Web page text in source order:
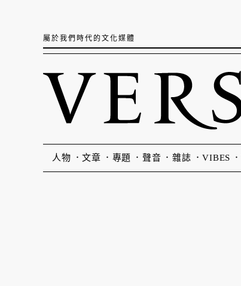
屬於我們時代的文化媒體
人物 文章 專題 聲音 雜誌 VIBES